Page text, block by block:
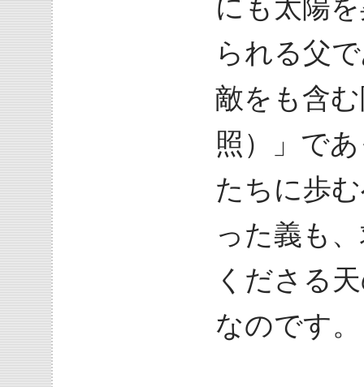
にも太陽
られる父
敵をも含
照）」で
たちに歩
った義も
くださる
なのです。